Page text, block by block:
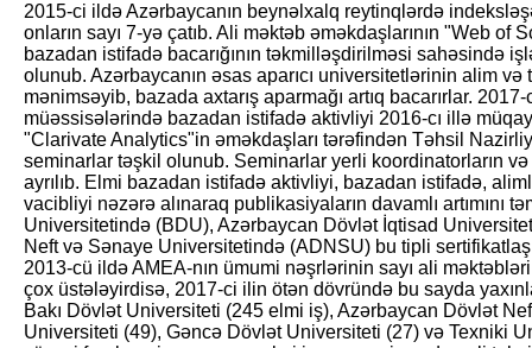
2015-ci ildə Azərbaycanın beynəlxalq reytinqlərdə
onların sayı 7-yə çatıb. Ali məktəb əməkdaşlarının "Web of
bazadan istifadə bacarığının təkmilləşdirilməsi sahəsində
olunub. Azərbaycanın əsas aparıcı universitetlərinin alim və
mənimsəyib, bazada axtarış aparmağı artıq bacarırlar.
müəssisələrində bazadan istifadə aktivliyi 2016-cı illə
"Clarivate Analytics"in əməkdaşları tərəfindən Təhsil
seminarlar təşkil olunub. Seminarlar yerli koordinatorların
ayrılıb. Elmi bazadan istifadə aktivliyi, bazadan istifadə,
vacibliyi nəzərə alınaraq publikasiyaların davamlı artımını
Universitetində (BDU), Azərbaycan Dövlət İqtisad
Neft və Sənaye Universitetində (ADNSU) bu tipli
2013-cü ildə AMEA-nın ümumi nəşrlərinin sayı ali
çox üstələyirdisə, 2017-ci ilin ötən dövründə bu sayda
Bakı Dövlət Universiteti (245 elmi iş), Azərbaycan Dövlət
Universiteti (49), Gəncə Dövlət Universiteti (27) və Texniki